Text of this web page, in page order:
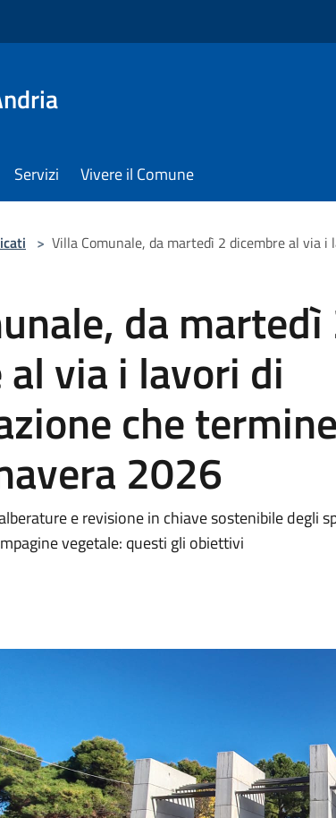
Servizi Vivere il Comune
> Villa Comunale, da martedì 2 dicembre al via
da martedì
via i lavori di
che
2026
e revisione in chiave sostenibile degli
vegetale: questi gli obiettivi